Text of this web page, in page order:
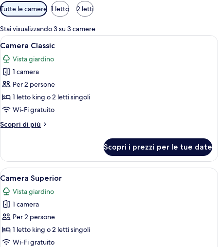
Filtri
disponibili
per
le
camere
Tutte le camere 1 letto 2 letti
Stai visualizzando 3 su 3 camere
Apri
tutte
le
foto
per
Camera
Classic
Un letto rifatto con lenzuola
11
Camera Classic
Vista giardino
1 camera
Per 2 persone
1 letto king o 2 letti singoli
Wi-Fi gratuito
Scopri di più
Altri
Classic
Scopri i prezzi per le tue date
Apri
tutte
le
foto
per
Camera
Superior
Una camera d'albergo con un letto
8
Camera Superior
Vista giardino
1 camera
Per 2 persone
1 letto king o 2 letti singoli
Wi-Fi gratuito